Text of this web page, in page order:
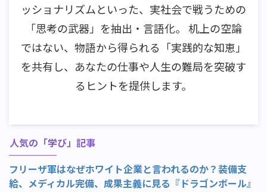
ッショナリズムといった、実社会で戦うための
「思考の武器」を抽出・言語化。 机上の空論
ではない、物語から得られる「実践的な知恵」
を共有し、あなたの仕事や人生の難局を突破す
るヒントを提供します。
人気の「学び」記事
フリーザ軍はなぜホワイト企業と言われるのか？装備支
給、メディカル完備、成果主義に見る『ドラゴンボール』